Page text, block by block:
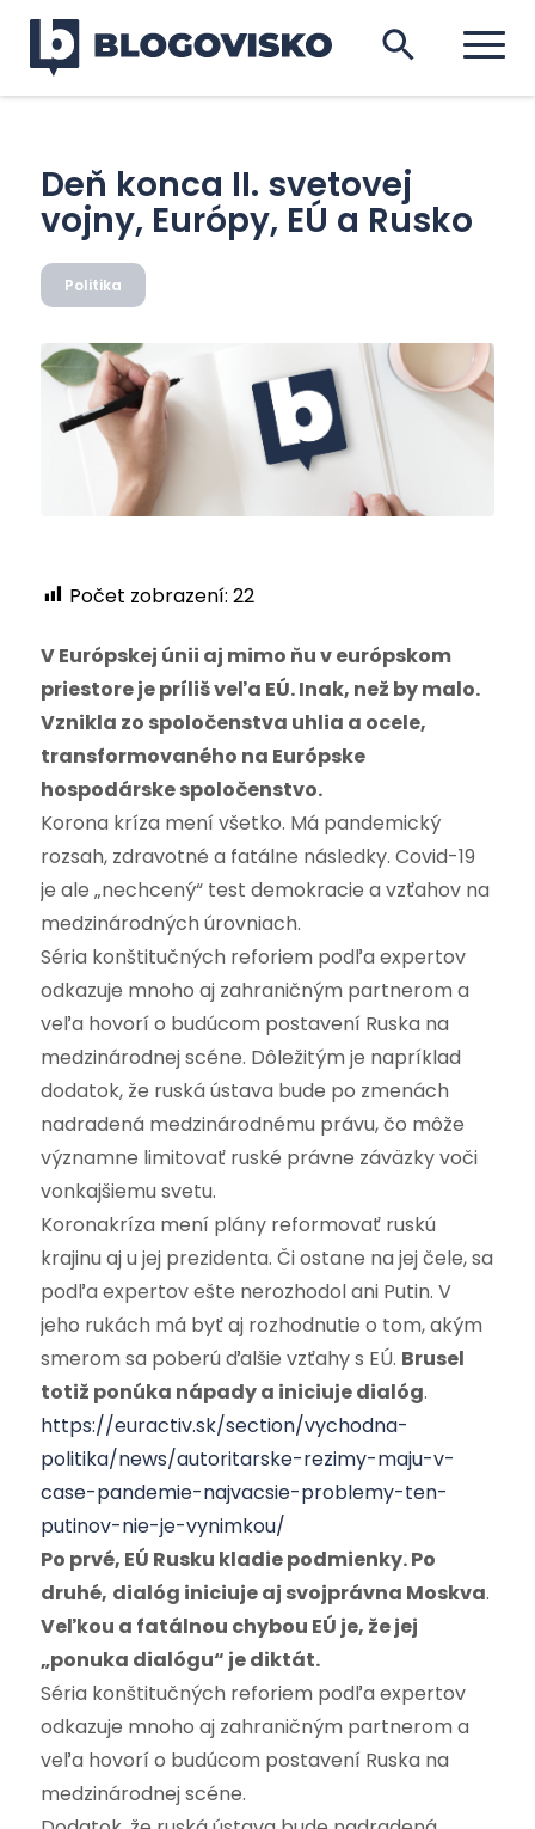
Deň konca II. svetovej
vojny, Európy, EÚ a Rusko
Politika
Počet zobrazení: 22
V Európskej únii aj mimo ňu v európskom
priestore je príliš veľa EÚ. Inak, než by malo.
Vznikla zo spoločenstva uhlia a ocele,
transformovaného na Európske
hospodárske spoločenstvo.
Korona kríza mení všetko. Má pandemický
rozsah, zdravotné a fatálne následky. Covid-19
je ale „nechcený“ test demokracie a vzťahov na
medzinárodných úrovniach.
Séria konštitučných reforiem podľa expertov
odkazuje mnoho aj zahraničným partnerom a
veľa hovorí o budúcom postavení Ruska na
medzinárodnej scéne. Dôležitým je napríklad
dodatok, že ruská ústava bude po zmenách
nadradená medzinárodnému právu, čo môže
významne limitovať ruské právne záväzky voči
vonkajšiemu svetu.
Koronakríza mení plány reformovať ruskú
krajinu aj u jej prezidenta. Či ostane na jej čele, sa
podľa expertov ešte nerozhodol ani Putin. V
jeho rukách má byť aj rozhodnutie o tom, akým
smerom sa poberú ďalšie vzťahy s EÚ. Brusel
totiž ponúka nápady a iniciuje dialóg.
https://euractiv.sk/section/vychodna-
politika/news/autoritarske-rezimy-maju-v-
case-pandemie-najvacsie-problemy-ten-
putinov-nie-je-vynimkou/
Po prvé, EÚ Rusku kladie podmienky. Po
druhé, dialóg iniciuje aj svojprávna Moskva.
Veľkou a fatálnou chybou EÚ je, že jej
„ponuka dialógu“ je diktát.
Séria konštitučných reforiem podľa expertov
odkazuje mnoho aj zahraničným partnerom a
veľa hovorí o budúcom postavení Ruska na
medzinárodnej scéne.